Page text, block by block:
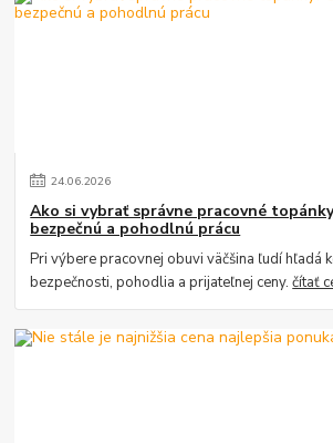
24.06.2026
Ako si vybrať správne pracovné
bezpečnú a pohodlnú prácu
Pri výbere pracovnej obuvi väčšina ľudí hľadá
bezpečnosti, pohodlia a prijateľnej ceny.čítať